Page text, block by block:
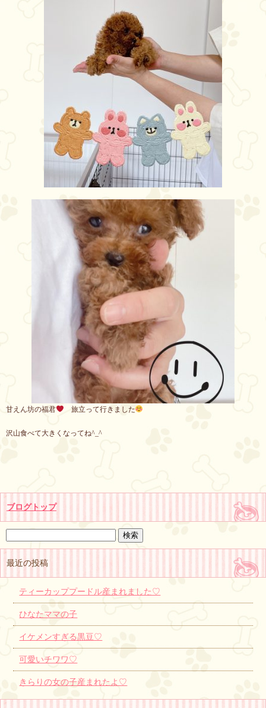
甘えん坊の福君 旅立って行きました
沢山食べて大きくなってね^_^
ブログトップ
最近の投稿
ティーカッププードル産まれました♡
ひなたママの子
イケメンすぎる黒豆♡
可愛いチワワ♡
きらりの女の子産まれたよ♡